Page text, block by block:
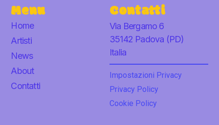
Menu
Home
Artisti
News
About
Contatti
Contatti
Via Bergamo 6
35142 Padova (PD)
Italia
Impostazioni Privacy
Privacy Policy
Cookie Policy